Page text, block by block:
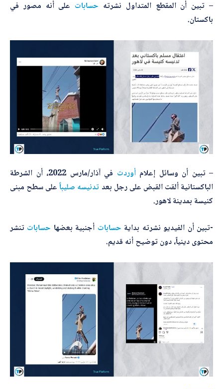
– تبين أن المقطع المتداول نشرته حسابات على أنه مصور في
باكستان.
– تبين أن وسائل إعلامأوردت
في آذار/مارس 2022، أن الشرطة
الباكستانية ألقت القبض على رجل بعد تدنيسه صليباًعلى سطح مبنى
كنيسة بمدينة لاهور.
-تبين أن الفيديو نشرته بداية حسابات أجنبية بعضها حسابات تنشر
محتوى دينياً، دون توضيح أنه قديم.